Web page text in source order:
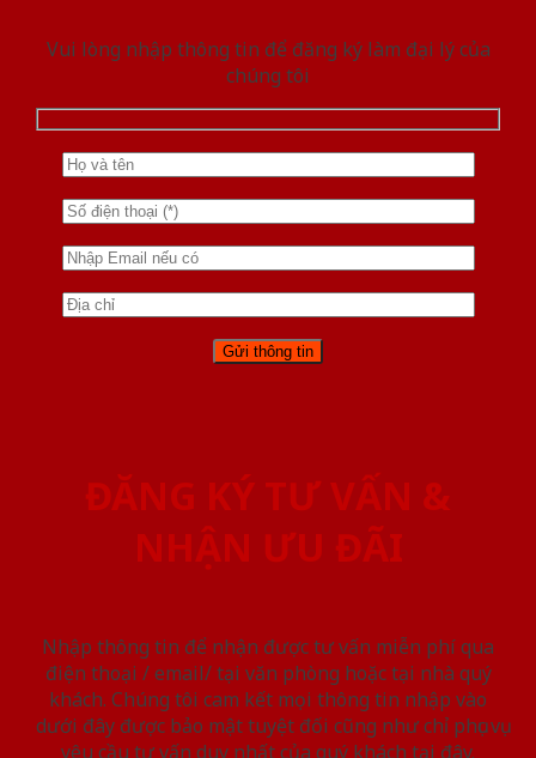
Vui lòng nhập thông tin để đăng ký làm đại lý của
chúng tôi
ĐĂNG KÝ TƯ VẤN &
NHẬN ƯU ĐÃI
Nhập thông tin để nhận được tư vấn miễn phí qua
điện thoại / email/ tại văn phòng hoặc tại nhà quý
khách. Chúng tôi cam kết mọi thông tin nhập vào
dưới đây được bảo mật tuyệt đối cũng như chỉ phục vụ
yêu cầu tư vấn duy nhất của quý khách tại đây.